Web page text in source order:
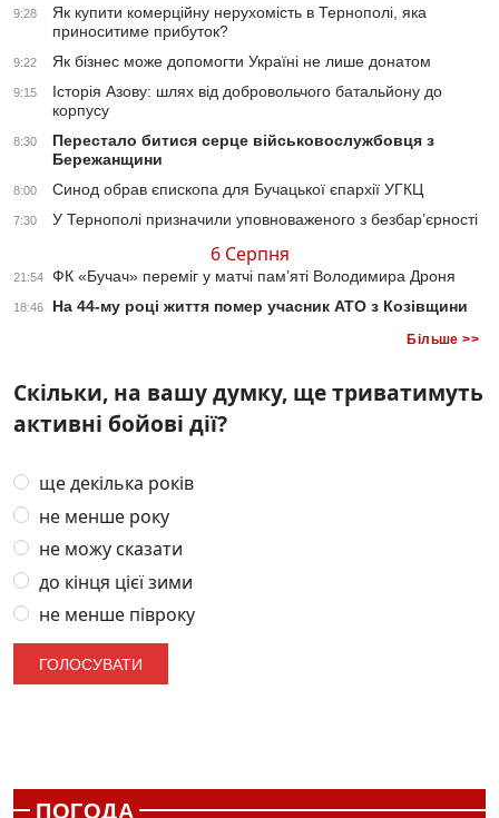
9:28
Як купити комерційну нерухомість в Тернополі, яка
приноситиме прибуток?
9:22 Як бізнес може допомогти Україні не лише донатом
9:15
Історія Азову: шлях від добровольчого батальйону до
корпусу
8:30
Перестало битися серце військовослужбовця з
Бережанщини
8:00 Синод обрав єпископа для Бучацької єпархії УГКЦ
7:30 У Тернополі призначили уповноваженого з безбар’єрності
6 Серпня
21:54 ФК «Бучач» переміг у матчі пам’яті Володимира Дроня
18:46 На 44-му році життя помер учасник АТО з Козівщини
Більше >>
Скільки, на вашу думку, ще триватимуть
активні бойові дії?
ще декілька років
не менше року
не можу сказати
до кінця цієї зими
не менше півроку
ПОГОДА